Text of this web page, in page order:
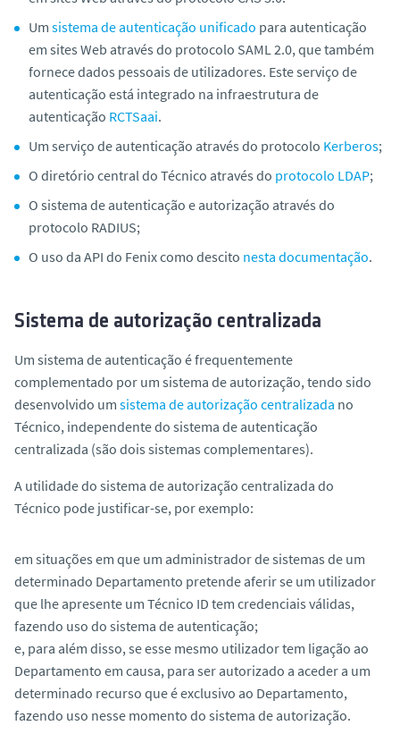
Um sistema de autenticação unificado para autenticação
em sites Web através do protocolo SAML 2.0, que também
fornece dados pessoais de utilizadores. Este serviço de
autenticação está integrado na infraestrutura de
autenticação RCTSaai.
Um serviço de autenticação através do protocolo Kerberos;
O diretório central do Técnico através do protocolo LDAP;
O sistema de autenticação e autorização através do
protocolo RADIUS;
O uso da API do Fenix como descito nesta documentação.
Sistema de autorização centralizada
Um sistema de autenticação é frequentemente
complementado por um sistema de autorização, tendo sido
desenvolvido um sistema de autorização centralizada no
Técnico, independente do sistema de autenticação
centralizada (são dois sistemas complementares).
A utilidade do sistema de autorização centralizada do
Técnico pode justificar-se, por exemplo:
em situações em que um administrador de sistemas de um
determinado Departamento pretende aferir se um utilizador
que lhe apresente um Técnico ID tem credenciais válidas,
fazendo uso do sistema de autenticação;
e, para além disso, se esse mesmo utilizador tem ligação ao
Departamento em causa, para ser autorizado a aceder a um
determinado recurso que é exclusivo ao Departamento,
fazendo uso nesse momento do sistema de autorização.